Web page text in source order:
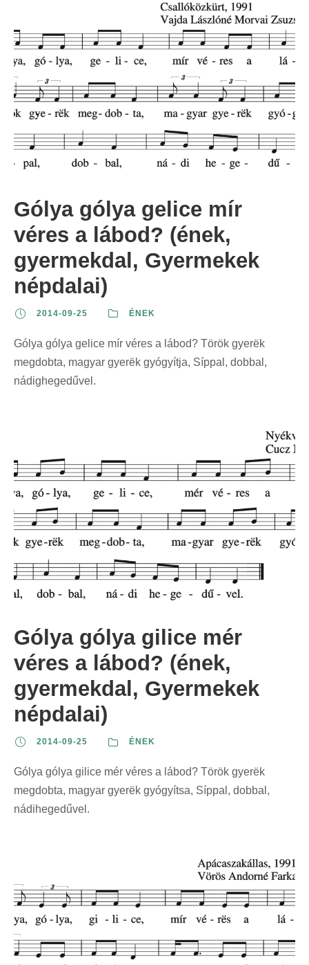
Gólya gólya gelice mír
véres a lábod? (ének,
gyermekdal, Gyermekek
népdalai)
2014-09-25 ÉNEK
Gólya gólya gelice mír véres a lábod? Török gyerëk
megdobta, magyar gyerëk gyógyítja, Síppal, dobbal,
nádighegedűvel.
Gólya gólya gilice mér
véres a lábod? (ének,
gyermekdal, Gyermekek
népdalai)
2014-09-25 ÉNEK
Gólya gólya gilice mér véres a lábod? Török gyerëk
megdobta, magyar gyerëk gyógyítsa, Síppal, dobbal,
nádihegedűvel.